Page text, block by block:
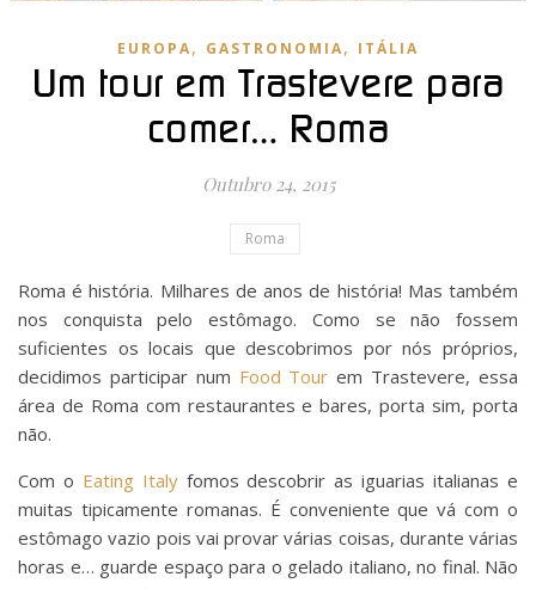
EUROPA, GASTRONOMIA, ITÁLIA
Um tour em Trastevere para
comer… Roma
Outubro 24, 2015
Roma
Roma é história. Milhares de anos de história! Mas também
nos conquista pelo estômago. Como se não fossem
suficientes os locais que descobrimos por nós próprios,
decidimos participar num Food Tour em Trastevere, essa
área de Roma com restaurantes e bares, porta sim, porta
não.
Com o Eating Italyfomos descobrir as iguarias italianas e
muitas tipicamente romanas. É conveniente que vá com o
estômago vazio pois vai provar várias coisas, durante várias
horas e… guarde espaço para o gelado italiano, no final. Não